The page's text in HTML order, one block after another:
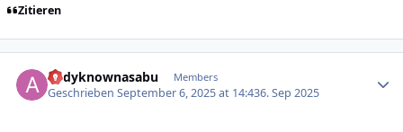
Zitieren
andyknownasabu Members
GeschriebenSeptember 6, 2025 at 14:436. Sep 2025